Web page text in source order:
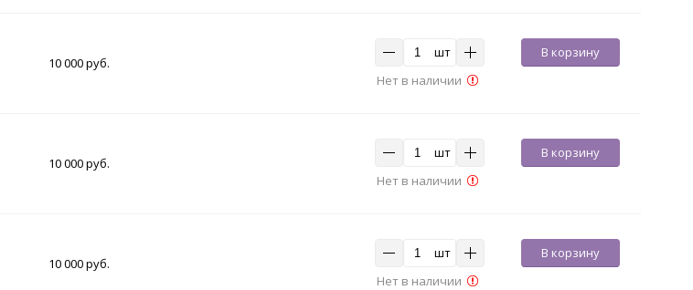
10 000 руб.
шт
В корзину
Нет в наличии
10 000 руб.
шт
В корзину
Нет в наличии
10 000 руб.
шт
В корзину
Нет в наличии